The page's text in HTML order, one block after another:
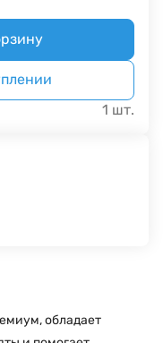
1 шт.
обладает